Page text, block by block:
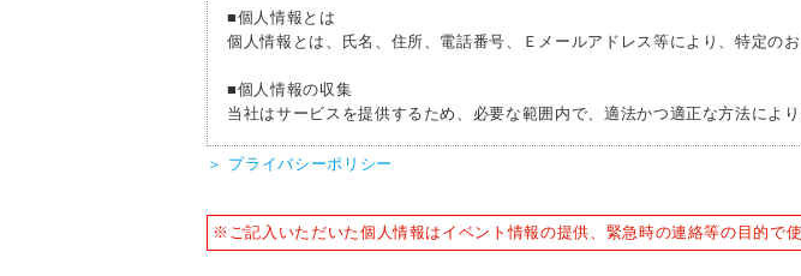
■個人情報とは
個人情報とは、氏名、住所、電話番号、Ｅメールアドレス等により、特定の
■個人情報の収集
当社はサービスを提供するため、必要な範囲内で、適法かつ適正な方法によ
■個人情報の利用
＞ プライバシーポリシー
※ご記入いただいた個人情報はイベント情報の提供、緊急時の連絡等の目的で